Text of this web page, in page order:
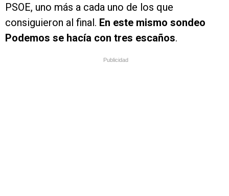
PSOE, uno más a cada uno de los que
consiguieron al final. En este mismo sondeo
Podemos se hacía con tres escaños.
Publicidad